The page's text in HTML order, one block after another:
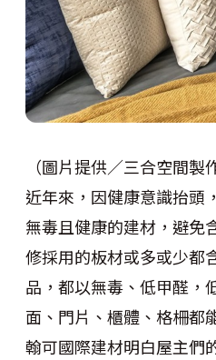
（圖片提供／三合空間製
近年來，因健康意識抬頭
無毒且健康的建材，避免
修採用的板材或多或少都
品，都以無毒、低甲醛，
面、門片、櫃體、格柵都
翰可國際建材明白屋主們